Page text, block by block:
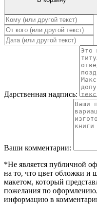
Дарственная надпись:
Ваши комментарии:
*Не является публичной
на то, что цвет обложки и
макетом, который
пожелания по
информацию в